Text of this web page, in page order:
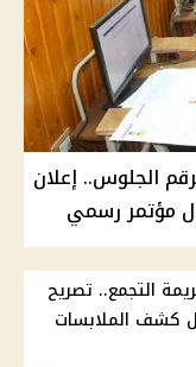
تنسيق المرحلة الأولى 2026 برقم الجلوس.. إعلان
مؤتمر رسمي
التجمع.. تصريح
كشف الملابسات